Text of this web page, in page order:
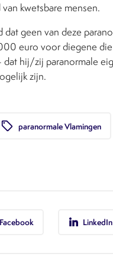
kwetsbare mensen.
dat geen van deze
euro voor diegene
hij/zij paranormale
zijn.
local_offer paranormale Vlamingen
Facebook LinkedIn